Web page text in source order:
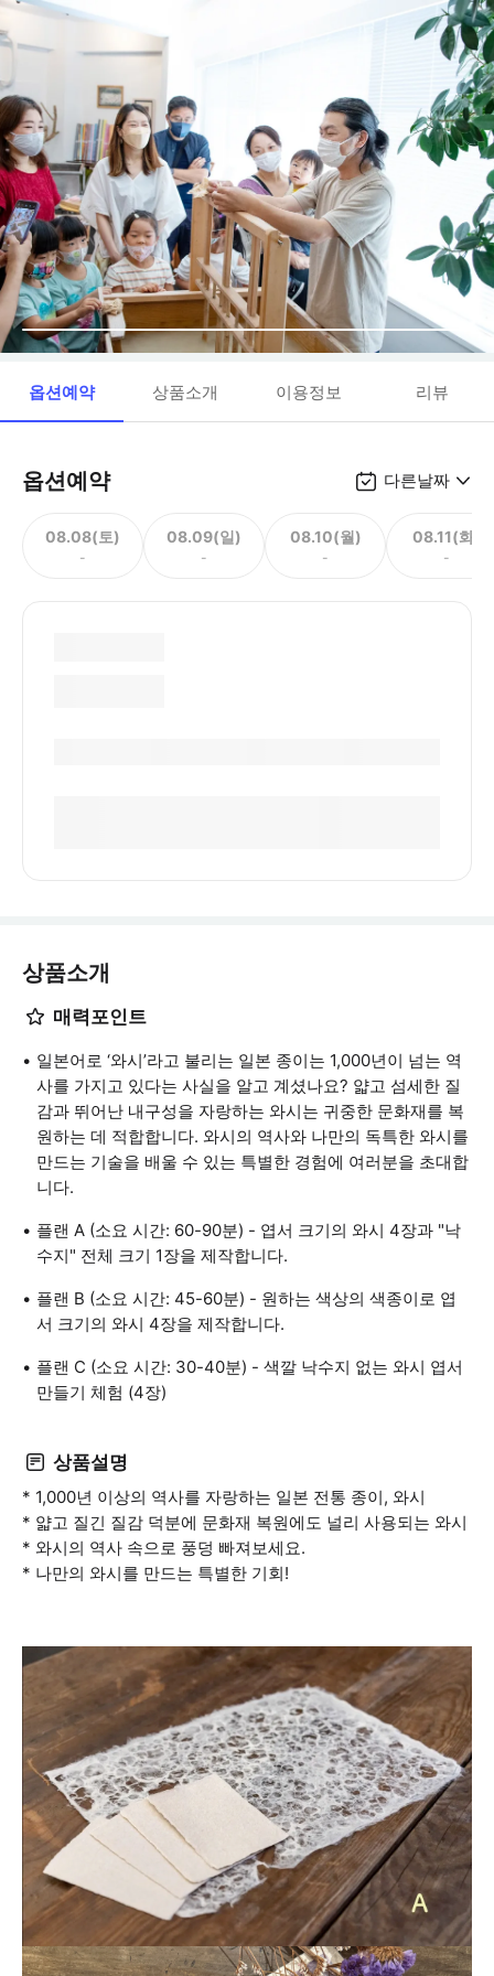
옵션예약 상품소개 이용정보 리뷰
옵션예약 다른날짜
08.08(토)
-
08.09(일)
-
08.10(월)
-
08.11(화)
-
상품소개
매력포인트
일본어로 ‘와시’라고 불리는 일본 종이는 1,000년이 넘는 역
사를 가지고 있다는 사실을 알고 계셨나요? 얇고 섬세한 질
감과 뛰어난 내구성을 자랑하는 와시는 귀중한 문화재를 복
원하는 데 적합합니다. 와시의 역사와 나만의 독특한 와시를
만드는 기술을 배울 수 있는 특별한 경험에 여러분을 초대합
니다.
플랜 A (소요 시간: 60-90분) - 엽서 크기의 와시 4장과 "낙
수지" 전체 크기 1장을 제작합니다.
플랜 B (소요 시간: 45-60분) - 원하는 색상의 색종이로 엽
서 크기의 와시 4장을 제작합니다.
플랜 C (소요 시간: 30-40분) - 색깔 낙수지 없는 와시 엽서
만들기 체험 (4장)
상품설명
* 1,000년 이상의 역사를 자랑하는 일본 전통 종이, 와시
* 얇고 질긴 질감 덕분에 문화재 복원에도 널리 사용되는 와시
* 와시의 역사 속으로 풍덩 빠져보세요.
* 나만의 와시를 만드는 특별한 기회!